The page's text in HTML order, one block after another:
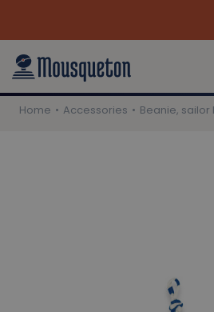
Home Accessories Beanie, sailor